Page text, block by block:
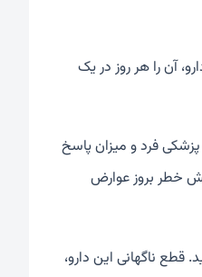
آن را هر روز در یک
طبق شرایط پزشکی فرد و میزان پاسخ
خطر بروز عوارض
ناگهانی این دارو،